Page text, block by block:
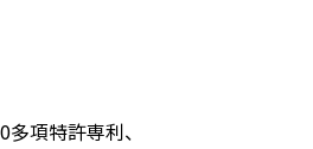
多項特許専利、